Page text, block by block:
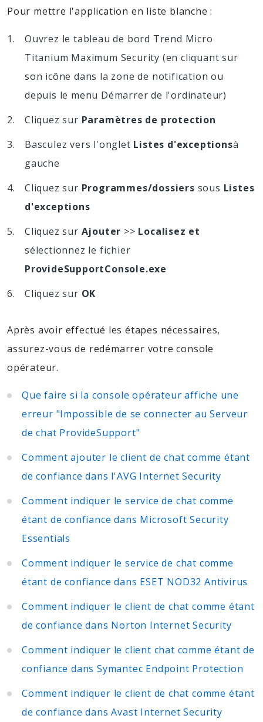
Pour mettre l'application en liste blanche :
Ouvrez le tableau de bord Trend Micro
Titanium Maximum Security (en cliquant sur
son icône dans la zone de notification ou
depuis le menu Démarrer de l'ordinateur)
Cliquez sur Paramètres de protection
Basculez vers l'onglet Listes d'exceptionsà
gauche
Cliquez sur Programmes/dossiers sous Listes
d'exceptions
Cliquez sur Ajouter >> Localisez et
sélectionnez le fichier
ProvideSupportConsole.exe
Cliquez sur OK
Après avoir effectué les étapes nécessaires,
assurez-vous de redémarrer votre console
opérateur.
Que faire si la console opérateur affiche une
erreur "Impossible de se connecter au Serveur
de chat ProvideSupport"
Comment ajouter le client de chat comme étant
de confiance dans l'AVG Internet Security
Comment indiquer le service de chat comme
étant de confiance dans Microsoft Security
Essentials
Comment indiquer le service de chat comme
étant de confiance dans ESET NOD32 Antivirus
Comment indiquer le client de chat comme étant
de confiance dans Norton Internet Security
Comment indiquer le client chat comme étant de
confiance dans Symantec Endpoint Protection
Comment indiquer le client de chat comme étant
de confiance dans Avast Internet Security